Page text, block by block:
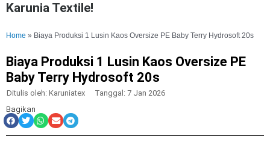
Karunia Textile!
Home » Biaya Produksi 1 Lusin Kaos Oversize PE Baby Terry Hydrosoft 20s
Biaya Produksi 1 Lusin Kaos Oversize PE
Baby Terry Hydrosoft 20s
Ditulis oleh: Karuniatex Tanggal: 7 Jan 2026
Bagikan